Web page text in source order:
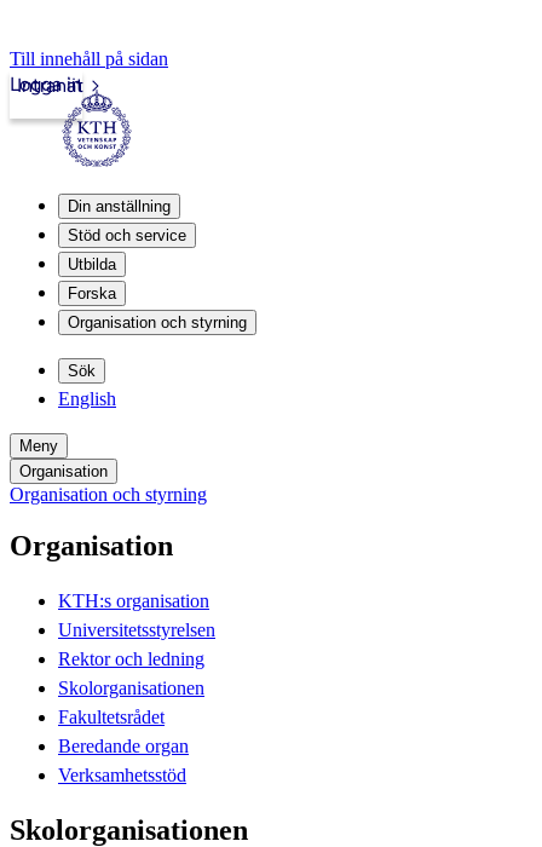
Till innehåll på sidan
Intranät
Logga in
Din anställning
Stöd och service
Utbilda
Forska
Organisation och styrning
Sök
English
Meny
Organisation
Organisation och styrning
Organisation
KTH:s organisation
Universitetsstyrelsen
Rektor och ledning
Skolorganisationen
Fakultetsrådet
Beredande organ
Verksamhetsstöd
Skolorganisationen